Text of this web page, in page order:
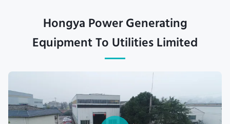
Hongya Power Generating
Equipment To Utilities Limited